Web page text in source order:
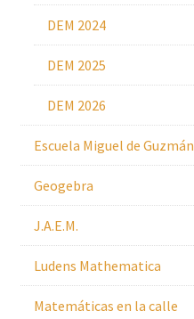
DEM 2024
DEM 2025
DEM 2026
Escuela Miguel de Guzmán
Geogebra
J.A.E.M.
Ludens Mathematica
Matemáticas en la calle